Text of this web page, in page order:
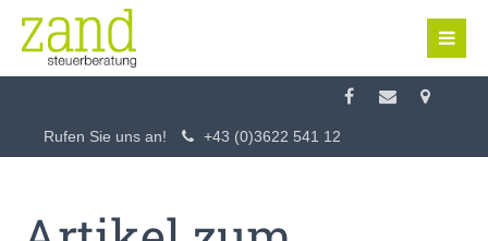
Login
Rufen Sie uns an! +43 (0)3622 541 12